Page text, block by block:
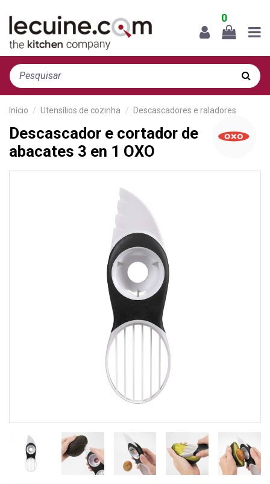
0
Início Utensílios de cozinha Descascadores e raladores
Descascador e cortador de
abacates 3 en 1 OXO